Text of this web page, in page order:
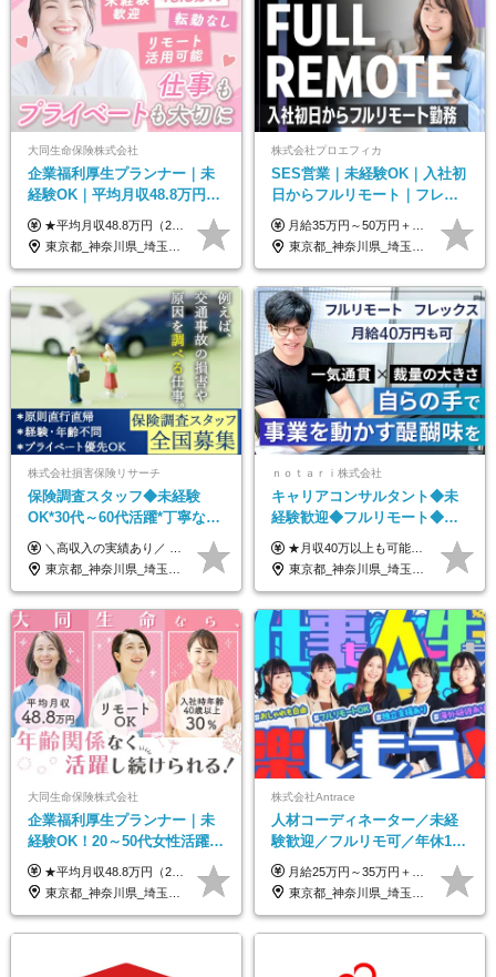
大同生命保険株式会社
企業福利厚生プランナー｜未
経験OK｜平均月収48.8万円｜
リモートOK｜残業ほぼなし｜
転勤なし｜女性活躍中
★平均月収48.8万円（2025年度実績） ★安心の固定給＋賞与年2回＋インセンティブ！手当も充実 月給21万円～23万円＋諸手当＋インセンティブ＋賞与年2回 ※給与は年間平均の税込定例給与です。賞与は含みません。 ※約3週間の研修期間中は日当8000円を支給いたします。 ※試用期間6ヵ月あり（期間中の条件変更なし） ◆東京・神奈川・千葉・埼玉・愛知（一部）・京都・大阪・兵庫（一部）：月給23万円以上 ◆静岡（一部）・三重・岐阜：月給22万円以上 ◆上記以外の地域：月給21万円以上
東京都_神奈川県_埼玉県_千葉県_大阪府_愛知県_北海道_青森県_岩手県_宮城県_秋田県_山形県_福島県_茨城県_栃木県_群馬県_新潟県_山梨県_長野県_富山県_石川県_福井県_静岡県_岐阜県_三重県_兵庫県_京都府_滋賀県_奈良県_和歌山県_広島県_岡山県_鳥取県_島根県_山口県_徳島県_香川県_愛媛県_高知県_福岡県_熊本県_佐賀県_長崎県_大分県_宮崎県_鹿児島県_沖縄県
株式会社プロエフィカ
SES営業｜未経験OK｜入社初
日からフルリモート｜フレッ
クス可｜残業月平均10h以下｜
事業立ち上げメンバー
月給35万円～50万円＋交通費 ◎経験やスキルを考慮し、最大限優遇します ◎上記月給は固定残業代月40時間分(月10万9,375～)を含みます。残業時間が超過した場合はその分追加支給します ◎試用期間6カ月あり(給与や待遇は同じです)
東京都_神奈川県_埼玉県_千葉県_大阪府_愛知県_北海道_青森県_岩手県_宮城県_秋田県_山形県_福島県_茨城県_栃木県_群馬県_新潟県_山梨県_長野県_富山県_石川県_福井県_静岡県_岐阜県_三重県_兵庫県_京都府_滋賀県_奈良県_和歌山県_広島県_岡山県_鳥取県_島根県_山口県_徳島県_香川県_愛媛県_高知県_福岡県_熊本県_佐賀県_長崎県_大分県_宮崎県_鹿児島県_沖縄県
株式会社損害保険リサーチ
保険調査スタッフ◆未経験
OK*30代～60代活躍*丁寧な講
習・サポートあり*原則直行直
帰／全国募集・業務委託
＼高収入の実績あり／ なかには年収1000万円を超えるスペシャリストもいらっしゃいます！ 【完全出来高報酬制】 ★仕事に慣れるまで収入をサポート 1か月目：報酬が通常の2倍 2か月目：報酬が通常の1.5倍 ※災害に関する業務については、収入サポートの対象外 ※試用期間はありません ＊＊＊業務報酬の例＊＊＊ ・事故原因調査（4箇所確認）…1万5000円～ ・有無責／不正請求疑義調査（自動車案件）…2万円～ ・医療調査（1箇所確認）…1万7000円～ ・書類取付（1箇所訪問）…3000円～ ※上記は目安になります ※実際の報酬は業務報酬に応じた個々のスキル・実績を加味したものになります
東京都_神奈川県_埼玉県_千葉県_大阪府_愛知県_北海道_青森県_岩手県_宮城県_秋田県_山形県_福島県_茨城県_栃木県_群馬県_新潟県_山梨県_長野県_富山県_石川県_福井県_静岡県_岐阜県_三重県_兵庫県_京都府_滋賀県_奈良県_和歌山県_広島県_岡山県_鳥取県_島根県_山口県_徳島県_香川県_愛媛県_高知県_福岡県_熊本県_佐賀県_長崎県_大分県_宮崎県_鹿児島県_沖縄県
ｎｏｔａｒｉ株式会社
キャリアコンサルタント◆未
経験歓迎◆フルリモート◆フ
レックス制◆10時出勤・16時
退勤も可◆残業月10時間以内
★月収40万以上も可能！ ★能力・スキル・経験を考慮した年収額を設定します ■月給20万円～40万円＋決算賞与 ※経験・スキルを考慮のうえ決定します ※給与にはみなし残業代40時間分を含む。そのほか詳細に関しては別途面接時にご説明します ※試用期間3ヵ月あり。期間中の雇用形態・条件などに差異はありません
東京都_神奈川県_埼玉県_千葉県_大阪府_愛知県_北海道_青森県_岩手県_宮城県_秋田県_山形県_福島県_茨城県_栃木県_群馬県_新潟県_山梨県_長野県_富山県_石川県_福井県_静岡県_岐阜県_三重県_兵庫県_京都府_滋賀県_奈良県_和歌山県_広島県_岡山県_鳥取県_島根県_山口県_徳島県_香川県_愛媛県_高知県_福岡県_熊本県_佐賀県_長崎県_大分県_宮崎県_鹿児島県_沖縄県
大同生命保険株式会社
企業福利厚生プランナー｜未
経験OK！20～50代女性活躍｜
リモートOK｜平均月収48.8万
｜子育て＆介護支援◎
★平均月収48.8万円（2025年度実績） ★安心の固定給＋賞与年2回＋インセンティブ！手当も充実 月給21万円～23万円＋諸手当＋インセンティブ＋賞与年2回 ※給与は年間平均の税込定例給与です。賞与は含みません。 ※約3週間の研修期間中は日当8000円を支給いたします。 ※試用期間6ヵ月あり（期間中の条件変更なし） ◆東京・神奈川・千葉・埼玉・愛知（一部）・京都・大阪・兵庫（一部）：月給23万円以上 ◆静岡（一部）・三重・岐阜：月給22万円以上 ◆上記以外の地域：月給21万円以上
東京都_神奈川県_埼玉県_千葉県_大阪府_愛知県_北海道_青森県_岩手県_宮城県_秋田県_山形県_福島県_茨城県_栃木県_群馬県_新潟県_山梨県_長野県_富山県_石川県_福井県_静岡県_岐阜県_三重県_兵庫県_京都府_滋賀県_奈良県_和歌山県_広島県_岡山県_鳥取県_島根県_山口県_徳島県_香川県_愛媛県_高知県_福岡県_熊本県_佐賀県_長崎県_大分県_宮崎県_鹿児島県_沖縄県
株式会社Antrace
人材コーディネーター／未経
験歓迎／フルリモ可／年休127
日／おしゃれ自由／海外研修
年10回／美容・サウナ割あり
月給25万円～35万円＋インセンティブ 未経験者：月給25万円～＋インセンティブ 経験者：月給35万円～＋インセンティブ （※経験者は営業経験5年以上の方を想定） ※経験・スキルなどを考慮のうえ、決定します ※時間外手当は別途全額支給します
東京都_神奈川県_埼玉県_千葉県_大阪府_愛知県_北海道_青森県_岩手県_宮城県_秋田県_山形県_福島県_茨城県_栃木県_群馬県_新潟県_山梨県_長野県_富山県_石川県_福井県_静岡県_岐阜県_三重県_兵庫県_京都府_滋賀県_奈良県_和歌山県_広島県_岡山県_鳥取県_島根県_山口県_徳島県_香川県_愛媛県_高知県_福岡県_熊本県_佐賀県_長崎県_大分県_宮崎県_鹿児島県_沖縄県